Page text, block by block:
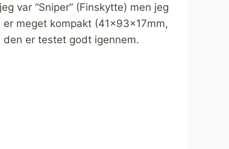
var “Sniper” (Finskytte) men jeg
er meget kompakt (41x93x17mm,
er testet godt igennem.